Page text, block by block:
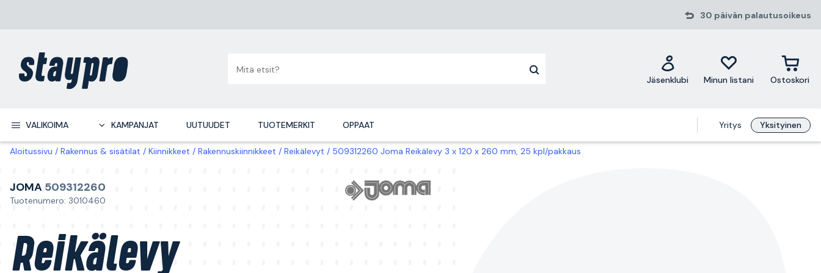
30 päivän palautusoikeus
Jäsenklubi Minun listani Ostoskori
VALIKOIMA KAMPANJAT UUTUUDET TUOTEMERKIT OPPAAT Yritys Yksityinen
Aloitussivu Rakennus & sisätilat Kiinnikkeet Rakennuskiinnikkeet Reikälevyt 509312260 Joma Reikälevy 3 x 120 x 260 mm, 25 kpl/pakkaus
JOMA 509312260
Tuotenumero: 3010460
Reikälevy